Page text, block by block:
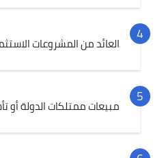
العائد من المشروعات
مبيعات ممتلكات الدولة أو